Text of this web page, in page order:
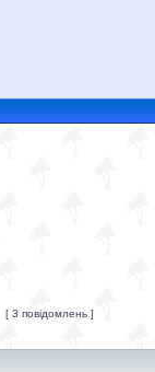
[ 3 повідомлень ]